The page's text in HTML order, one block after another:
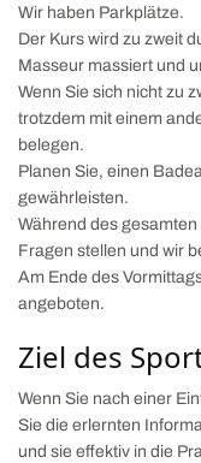
Wir haben Parkplätze.
Der Kurs wird zu zweit
Masseur massiert und
Wenn Sie sich nicht zu
trotzdem mit einem
belegen.
Planen Sie, einen
gewährleisten.
Während des
Fragen stellen und wir
Am Ende des
angeboten.
Ziel des
Wenn Sie nach einer
Sie die erlernten
und sie effektiv in die